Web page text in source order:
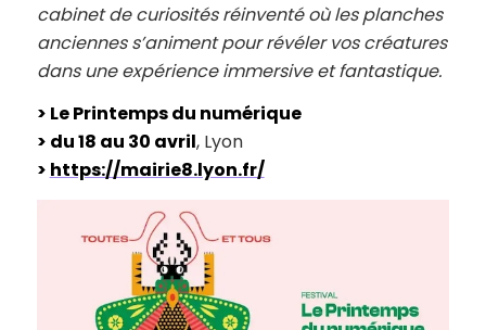
cabinet de curiosités réinventé où les planches
anciennes s’animent pour révéler vos créatures
dans une expérience immersive et fantastique.
> Le Printemps du numérique
> du 18 au 30 avril, Lyon
> https://mairie8.lyon.fr/